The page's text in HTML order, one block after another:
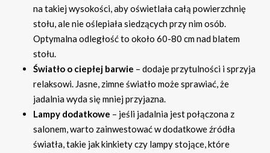
na takiej wysokości, aby oświetlała całą powierzchnię
stołu, ale nie oślepiała siedzących przy nim osób.
Optymalna odległość to około 60-80 cm nad blatem
stołu.
Światło o ciepłej barwie – dodaje przytulności i sprzyja
relaksowi. Jasne, zimne światło może sprawiać, że
jadalnia wyda się mniej przyjazna.
Lampy dodatkowe – jeśli jadalnia jest połączona z
salonem, warto zainwestować w dodatkowe źródła
światła, takie jak kinkiety czy lampy stojące, które